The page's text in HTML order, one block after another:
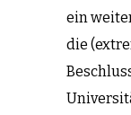
ein
die